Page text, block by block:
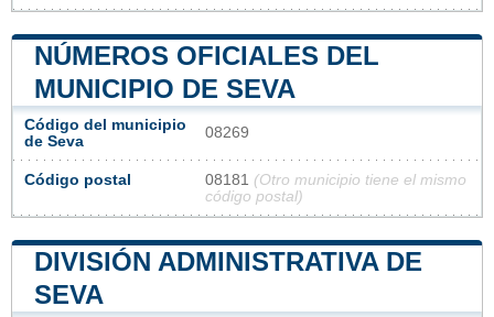
NÚMEROS OFICIALES DEL
MUNICIPIO DE SEVA
Código del municipio
de Seva
08269
Código postal 08181 (Otro municipio tiene el mismo
código postal)
DIVISIÓN ADMINISTRATIVA DE
SEVA